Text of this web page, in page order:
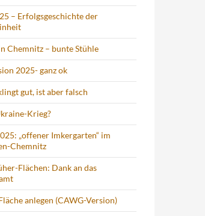
– Erfolgsgeschichte der
Chemnitz – bunte Stühle
2025- ganz ok
gut, ist aber falsch
Krieg?
„offener Imkergarten“ im
Chemnitz
Flächen: Dank an das
anlegen (CAWG-Version)